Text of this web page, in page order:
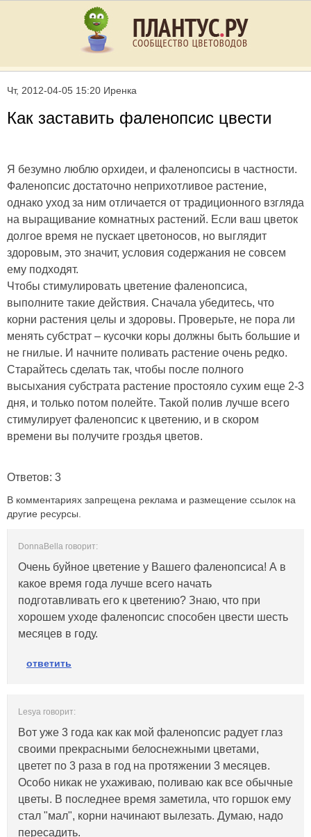
Чт, 2012-04-05 15:20 Иренка
Как заставить фаленопсис цвести
Я безумно люблю орхидеи, и фаленопсисы в частности.
Фаленопсис достаточно неприхотливое растение,
однако уход за ним отличается от традиционного взгляда
на выращивание комнатных растений. Если ваш цветок
долгое время не пускает цветоносов, но выглядит
здоровым, это значит, условия содержания не совсем
ему подходят.
Чтобы стимулировать цветение фаленопсиса,
выполните такие действия. Сначала убедитесь, что
корни растения целы и здоровы. Проверьте, не пора ли
менять субстрат – кусочки коры должны быть большие и
не гнилые. И начните поливать растение очень редко.
Старайтесь сделать так, чтобы после полного
высыхания субстрата растение простояло сухим еще 2-3
дня, и только потом полейте. Такой полив лучше всего
стимулирует фаленопсис к цветению, и в скором
времени вы получите гроздья цветов.
Ответов: 3
В комментариях запрещена реклама и размещение ссылок на
другие ресурсы.
DonnaBella говорит:
Очень буйное цветение у Вашего фаленопсиса! А в
какое время года лучше всего начать
подготавливать его к цветению? Знаю, что при
хорошем уходе фаленопсис способен цвести шесть
месяцев в году.
ответить
Lesya говорит:
Вот уже 3 года как как мой фаленопсис радует глаз
своими прекрасными белоснежными цветами,
цветет по 3 раза в год на протяжении 3 месяцев.
Особо никак не ухаживаю, поливаю как все обычные
цветы. В последнее время заметила, что горшок ему
стал "мал", корни начинают вылезать. Думаю, надо
пересадить.